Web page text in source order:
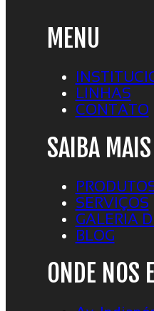
MENU
LINHAS
CONTATO
SAIBA MAIS
SERVIÇOS
GALERIA
BLOG
ONDE NOS